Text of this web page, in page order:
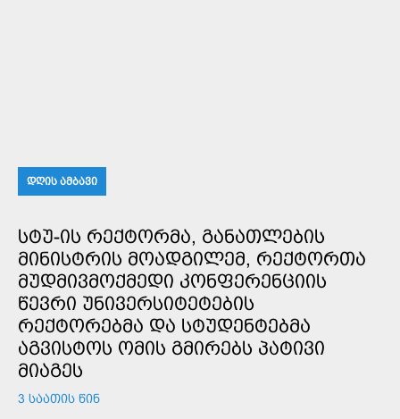
ᲓᲦᲘᲡ ᲐᲛᲑᲐᲕᲘ
ᲡᲢᲣ-ᲘᲡ ᲠᲔᲥᲢᲝᲠᲛᲐ, ᲒᲐᲜᲐᲗᲚᲔᲑᲘᲡ
ᲛᲘᲜᲘᲡᲢᲠᲘᲡ ᲛᲝᲐᲓᲒᲘᲚᲔᲛ, ᲠᲔᲥᲢᲝᲠᲗᲐ
ᲛᲣᲓᲛᲘᲕᲛᲝᲥᲛᲔᲓᲘ ᲙᲝᲜᲤᲔᲠᲔᲜᲪᲘᲘᲡ
ᲬᲔᲕᲠᲘ ᲣᲜᲘᲕᲔᲠᲡᲘᲢᲔᲢᲔᲑᲘᲡ
ᲠᲔᲥᲢᲝᲠᲔᲑᲛᲐ ᲓᲐ ᲡᲢᲣᲓᲔᲜᲢᲔᲑᲛᲐ
ᲐᲒᲕᲘᲡᲢᲝᲡ ᲝᲛᲘᲡ ᲒᲛᲘᲠᲔᲑᲡ ᲞᲐᲢᲘᲕᲘ
ᲛᲘᲐᲒᲔᲡ
3 ᲡᲐᲐᲗᲘᲡ ᲬᲘᲜ